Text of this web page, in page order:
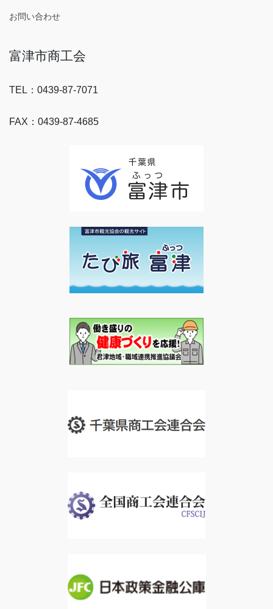
お問い合わせ
富津市商工会
TEL：0439-87-7071
FAX：0439-87-4685